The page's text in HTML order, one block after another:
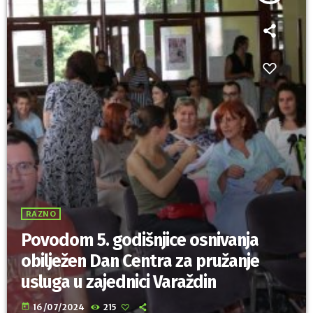
RAZNO
Povodom 5. godišnjice osnivanja
obilježen Dan Centra za pružanje
usluga u zajednici Varaždin
today 16/07/2024 215